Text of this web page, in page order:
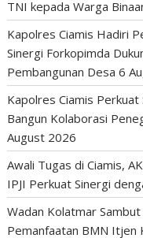
TNI kepada Warga
Kapolres Ciamis Hadiri
Sinergi Forkopimda
Pembangunan Desa 6
Kapolres Ciamis
Bangun Kolaborasi
August 2026
Awali Tugas di Ciamis,
IPJI Perkuat Sinergi
Wadan Kolatmar
Pemanfaatan BMN Itjen